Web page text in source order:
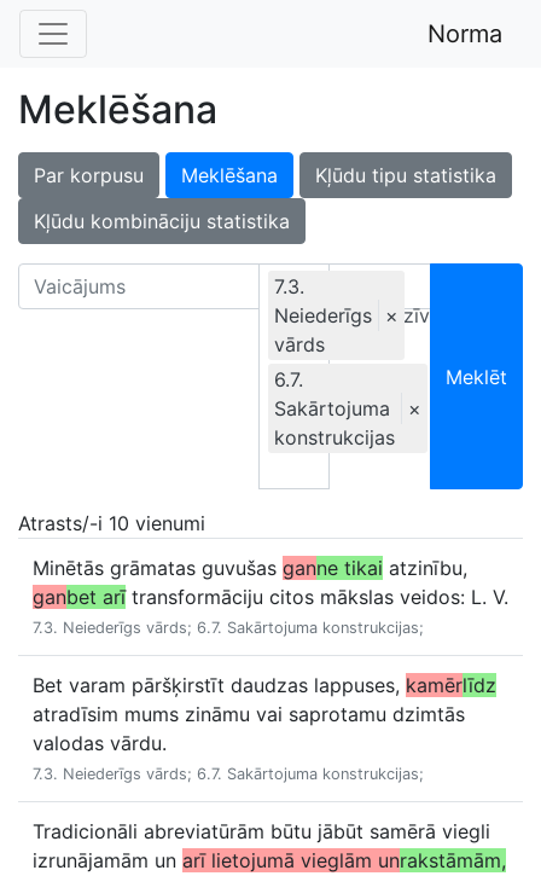
Norma
Meklēšana
Par korpusu Meklēšana
Kļūdu tipu statistika
Kļūdu kombināciju statistika
7.3.
Neiederīgs
vārds
×
6.7.
Sakārtojuma
konstrukcijas
×
Ekskluzīvi
Meklēt
Atrasts/-i 10 vienumi
Minētās grāmatas guvušas ganne tikai atzinību,
ganbet arītransformāciju citos mākslas veidos: L. V.
7.3. Neiederīgs vārds; 6.7. Sakārtojuma konstrukcijas;
Bet varam pāršķirstīt daudzas lappuses, kamērlīdz
atradīsim mums zināmu vai saprotamu dzimtās
valodas vārdu.
7.3. Neiederīgs vārds; 6.7. Sakārtojuma konstrukcijas;
Tradicionāli abreviatūrām būtu jābūt samērā viegli
izrunājamām un arī lietojumā vieglām unrakstāmām,